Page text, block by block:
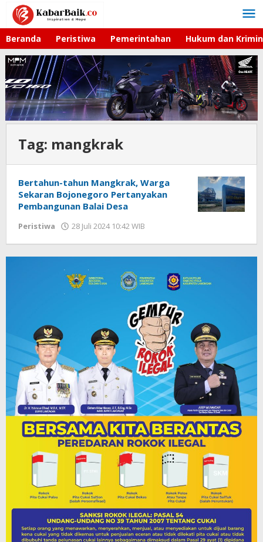
Lewati
konten
Beranda Peristiwa Pemerintahan Hukum dan
Tag: mangkrak
Bertahun-tahun Mangkrak, Warga
Sekaran Bojonegoro Pertanyakan
Pembangunan Balai Desa
Peristiwa 28 Juli 2024 10:42 WIB